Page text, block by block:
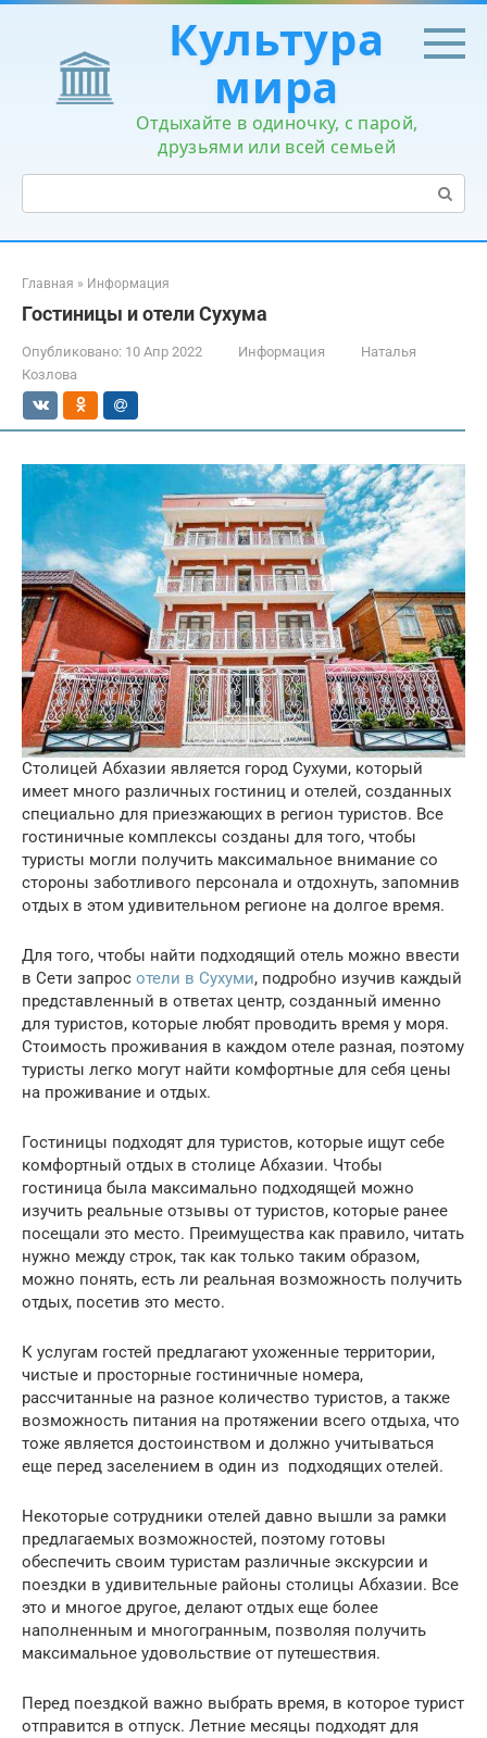
Перейти
контенту
Культура
мира
Отдыхайте в одиночку, с парой,
друзьями или всей семьей
Поиск:
Главная » Информация
Гостиницы и отели Сухума
Опубликовано: 10 Апр 2022 Информация
Наталья
Козлова
Столицей Абхазии является город Сухуми, который
имеет много различных гостиниц и отелей, созданных
специально для приезжающих в регион туристов. Все
гостиничные комплексы созданы для того, чтобы
туристы могли получить максимальное внимание со
стороны заботливого персонала и отдохнуть, запомнив
отдых в этом удивительном регионе на долгое время.
Для того, чтобы найти подходящий отель можно ввести
в Сети запрос отели в Сухуми, подробно изучив каждый
представленный в ответах центр, созданный именно
для туристов, которые любят проводить время у моря.
Стоимость проживания в каждом отеле разная, поэтому
туристы легко могут найти комфортные для себя цены
на проживание и отдых.
Гостиницы подходят для туристов, которые ищут себе
комфортный отдых в столице Абхазии. Чтобы
гостиница была максимально подходящей можно
изучить реальные отзывы от туристов, которые ранее
посещали это место. Преимущества как правило, читать
нужно между строк, так как только таким образом,
можно понять, есть ли реальная возможность получить
отдых, посетив это место.
К услугам гостей предлагают ухоженные территории,
чистые и просторные гостиничные номера,
рассчитанные на разное количество туристов, а также
возможность питания на протяжении всего отдыха, что
тоже является достоинством и должно учитываться
еще перед заселением в один из подходящих отелей.
Некоторые сотрудники отелей давно вышли за рамки
предлагаемых возможностей, поэтому готовы
обеспечить своим туристам различные экскурсии и
поездки в удивительные районы столицы Абхазии. Все
это и многое другое, делают отдых еще более
наполненным и многогранным, позволяя получить
максимальное удовольствие от путешествия.
Перед поездкой важно выбрать время, в которое турист
отправится в отпуск. Летние месяцы подходят для